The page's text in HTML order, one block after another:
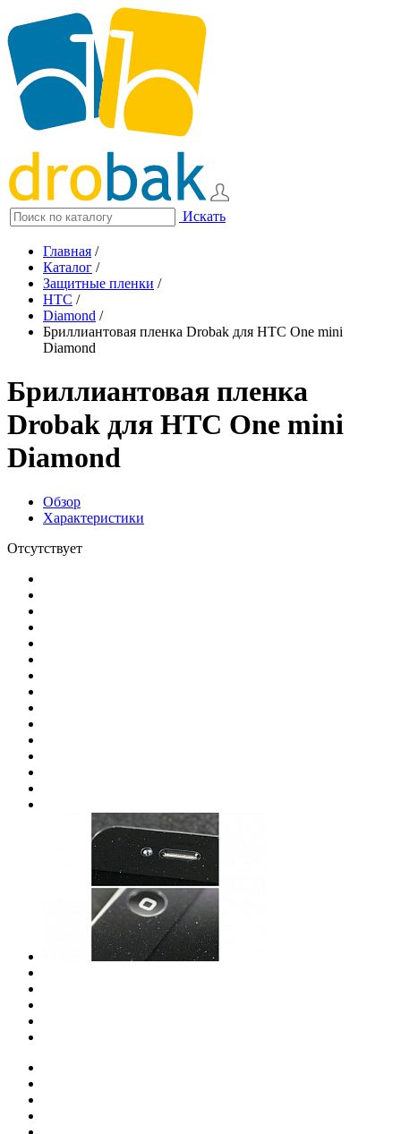
Искать
Главная /
Каталог /
Защитные пленки /
HTC /
Diamond /
Бриллиантовая пленка Drobak для HTC One mini
Diamond
Бриллиантовая пленка
Drobak для HTC One mini
Diamond
Обзор
Характеристики
Отсутствует